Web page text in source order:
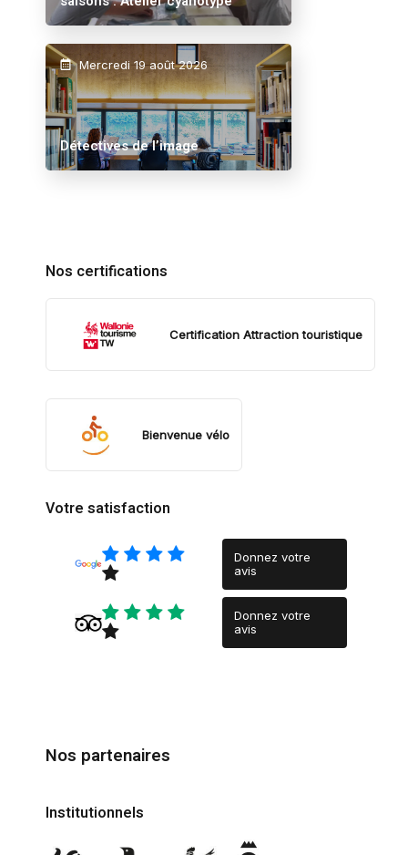
Mercredi 19 août 2026
Détectives de l’image
Nos certifications
Certification Attraction touristique
Bienvenue vélo
Votre satisfaction
Donnez votre
avis
Donnez votre
avis
Nos partenaires
Institutionnels